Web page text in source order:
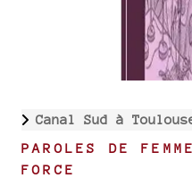
Canal Sud à
PAROLES DE
FORCE